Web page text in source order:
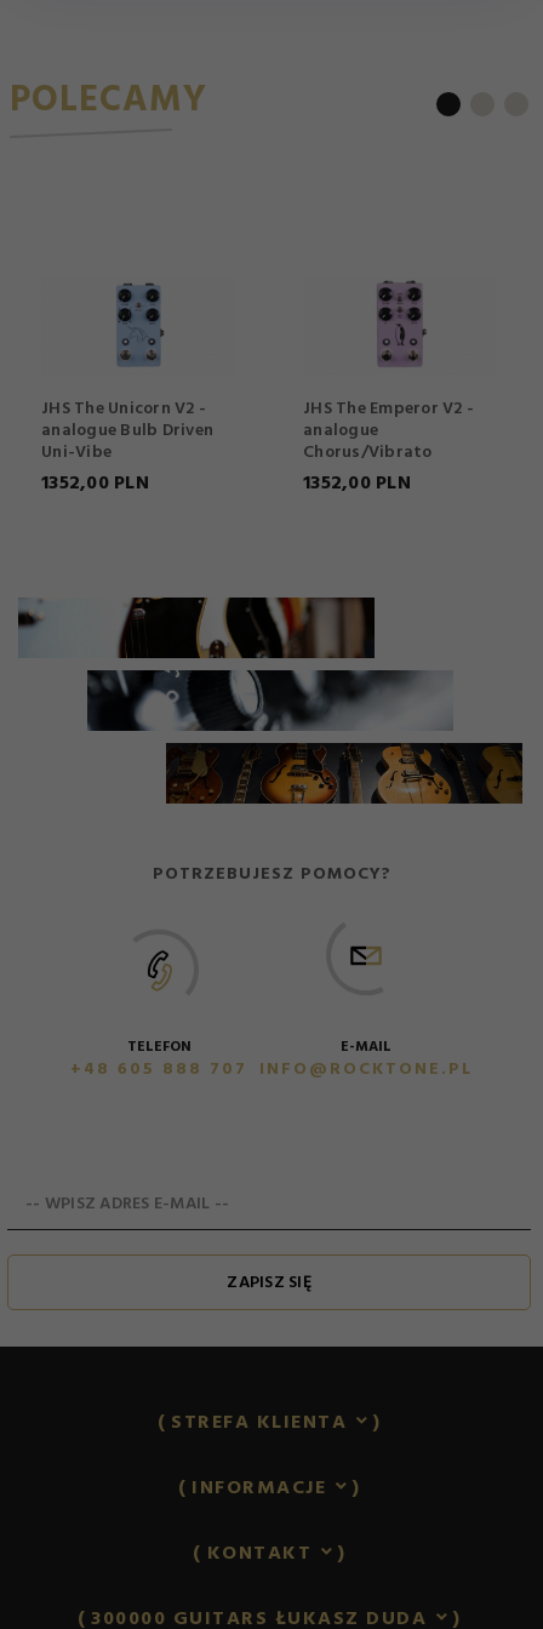
POLECAMY
JHS The Unicorn V2 -
analogue Bulb Driven
Uni-Vibe
1352,00 PLN
JHS The Emperor V2 -
analogue
Chorus/Vibrato
1352,00 PLN
POTRZEBUJESZ POMOCY?
TELEFON
+48 605 888 707
E-MAIL
INFO@ROCKTONE.PL
-- WPISZ ADRES E-MAIL --
ZAPISZ SIĘ
STREFA KLIENTA
INFORMACJE
KONTAKT
300000 GUITARS ŁUKASZ DUDA